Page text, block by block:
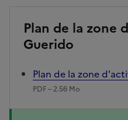
Plan de la zone
Guerido
Plan de la zone
PDF – 2.56 Mo